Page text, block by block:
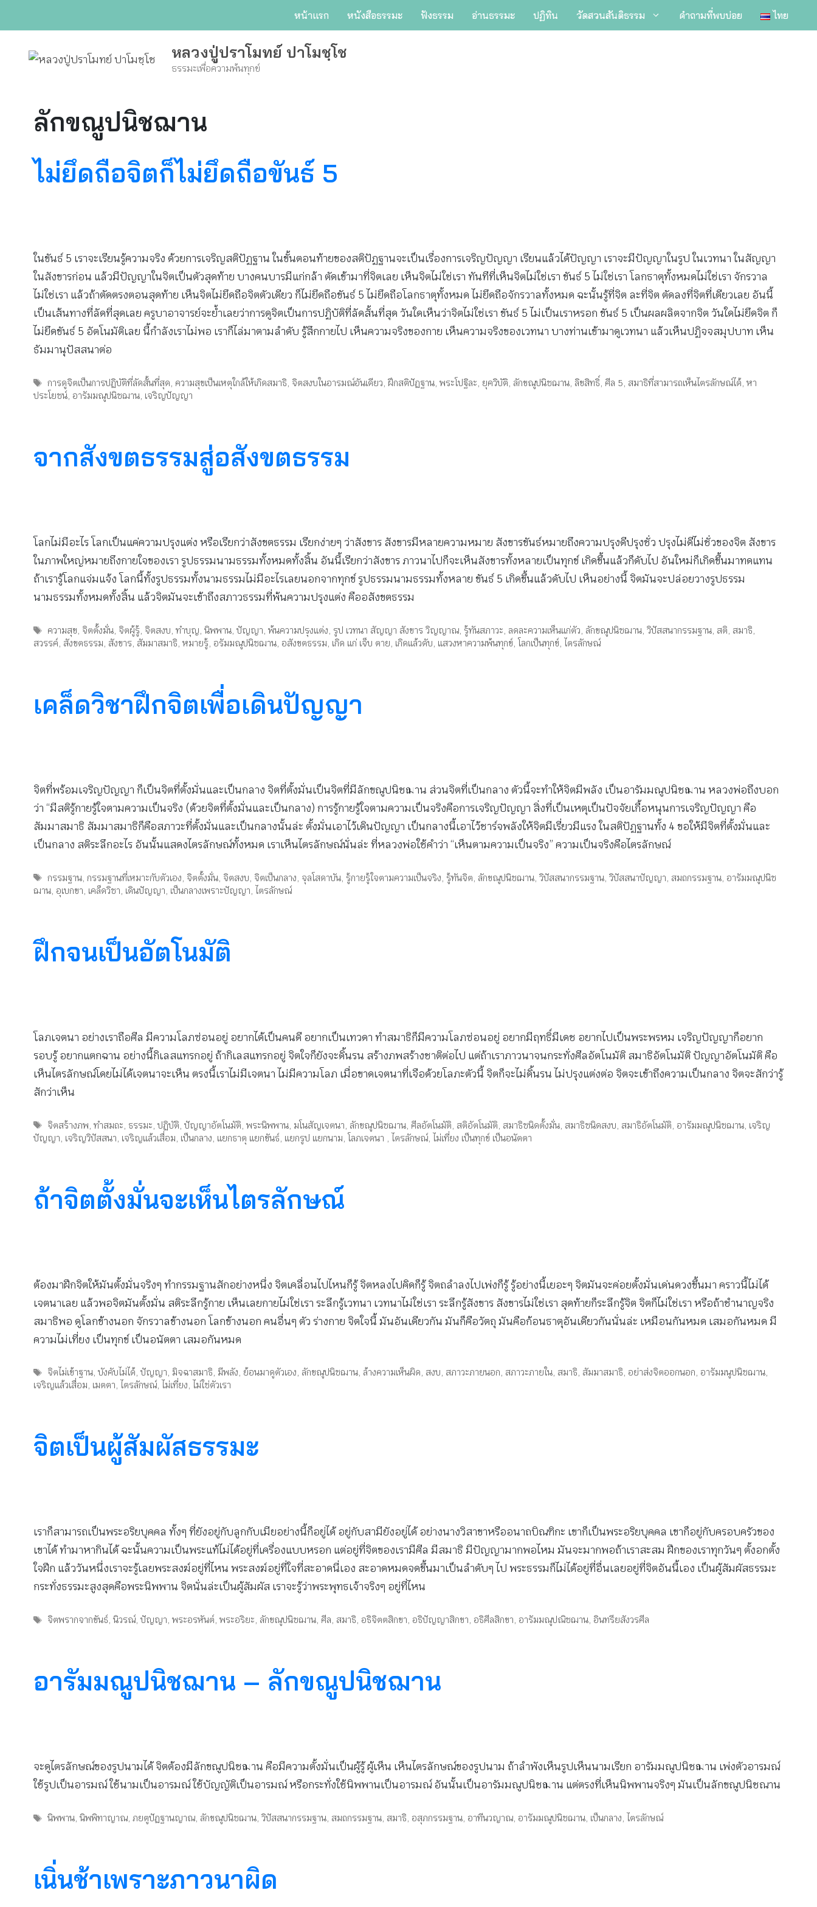
หน้าแรก หนังสือธรรมะ ฟังธรรม อ่านธรรมะ ปฏิทิน วัดสวนสันติธรรม คำถามที่พบบ่อย ไทย
หลวงปู่ปราโมทย์ ปาโมชฺโช
ธรรมะเพื่อความพ้นทุกข์
ลักขณูปนิชฌาน
ไม่ยึดถือจิตก็ไม่ยึดถือขันธ์ 5
ในขันธ์ 5 เราจะเรียนรู้ความจริง ด้วยการเจริญสติปัฏฐาน ในขั้นตอนท้ายของสติปัฏฐานจะเป็นเรื่องการเจริญปัญญา เรียนแล้วได้ปัญญา เราจะมีปัญญาในรูป ในเวทนา ในสัญญา
ในสังขารก่อน แล้วมีปัญญาในจิตเป็นตัวสุดท้าย บางคนบารมีแก่กล้า ตัดเข้ามาที่จิตเลย เห็นจิตไม่ใช่เรา ทันทีที่เห็นจิตไม่ใช่เรา ขันธ์ 5 ไม่ใช่เรา โลกธาตุทั้งหมดไม่ใช่เรา จักรวาล
ไม่ใช่เรา แล้วถ้าตัดตรงตอนสุดท้าย เห็นจิตไม่ยึดถือจิตตัวเดียว ก็ไม่ยึดถือขันธ์ 5 ไม่ยึดถือโลกธาตุทั้งหมด ไม่ยึดถือจักรวาลทั้งหมด ฉะนั้นรู้ที่จิต ละที่จิต ตัดลงที่จิตที่เดียวเลย อันนี้
เป็นเส้นทางที่ลัดที่สุดเลย ครูบาอาจารย์จะย้ำเลยว่าการดูจิตเป็นการปฏิบัติที่ลัดสั้นที่สุด วันใดเห็นว่าจิตไม่ใช่เรา ขันธ์ 5 ไม่เป็นเราหรอก ขันธ์ 5 เป็นผลผลิตจากจิต วันใดไม่ยึดจิต ก็
ไม่ยึดขันธ์ 5 อัตโนมัติเลย นี้กำลังเราไม่พอ เราก็ไล่มาตามลำดับ รู้สึกกายไป เห็นความจริงของกาย เห็นความจริงของเวทนา บางท่านเข้ามาดูเวทนา แล้วเห็นปฏิจจสมุปบาท เห็น
ธัมมานุปัสสนาต่อ
Tags
การดูจิตเป็นการปฏิบัติที่ลัดสั้นที่สุด, ความสุขเป็นเหตุใกล้ให้เกิดสมาธิ, จิตสงบในอารมณ์อันเดียว,ฝึกสติปัฏฐาน,พระโปฐิละ, ยุควิบัติ, ลักขณูปนิชฌาน, ลิขสิทธิ์, ศีล 5, สมาธิที่สามารถเห็นไตรลักษณ์ได้,หา
ประโยชน์, อารัมมณูปนิชฌาน, เจริญปัญญา
จากสังขตธรรมสู่อสังขตธรรม
โลกไม่มีอะไร โลกเป็นแค่ความปรุงแต่ง หรือเรียกว่าสังขตธรรม เรียกง่ายๆ ว่าสังขาร สังขารมีหลายความหมาย สังขารขันธ์หมายถึงความปรุงดีปรุงชั่ว ปรุงไม่ดีไม่ชั่วของจิต สังขาร
ในภาพใหญ่หมายถึงกายใจของเรา รูปธรรมนามธรรมทั้งหมดทั้งสิ้น อันนี้เรียกว่าสังขาร ภาวนาไปก็จะเห็นสังขารทั้งหลายเป็นทุกข์ เกิดขึ้นแล้วก็ดับไป อันใหม่ก็เกิดขึ้นมาทดแทน
ถ้าเรารู้โลกแจ่มแจ้ง โลกนี้ทั้งรูปธรรมทั้งนามธรรมไม่มีอะไรเลยนอกจากทุกข์ รูปธรรมนามธรรมทั้งหลาย ขันธ์ 5 เกิดขึ้นแล้วดับไป เห็นอย่างนี้ จิตมันจะปล่อยวางรูปธรรม
นามธรรมทั้งหมดทั้งสิ้น แล้วจิตมันจะเข้าถึงสภาวธรรมที่พ้นความปรุงแต่ง คืออสังขตธรรม
Tags
ความสุข จิตตั้งมั่น จิตผู้รู้ จิตสงบ ,ทำบุญ ,นิพพาน ,ปัญญา ,พ้นความปรุงแต่ง รูป เวทนา สัญญา สังขาร วิญญาณ รู้ทันสภาวะ ลดละความเห็นแก่ตัว ลักขณูปนิชฌาน ,วิปัสสนากรรมฐาน สติ สมาธิ
สวรรค์ สังขตธรรม สังขาร สัมมาสมาธิ หมายรู้ อรัมมณูปนิชฌาน อสังขตธรรม เกิด แก่ เจ็บ ตาย เกิดแล้วดับ แสวงหาความพ้นทุกข์ โลกเป็นทุกข์ ไตรลักษณ์
เคล็ดวิชาฝึกจิตเพื่อเดินปัญญา
จิตที่พร้อมเจริญปัญญา ก็เป็นจิตที่ตั้งมั่นและเป็นกลาง จิตที่ตั้งมั่นเป็นจิตที่มีลักขณูปนิชฌาน ส่วนจิตที่เป็นกลาง ตัวนี้จะทำให้จิตมีพลัง เป็นอารัมมณูปนิชฌาน หลวงพ่อถึงบอก
ว่า “มีสติรู้กายรู้ใจตามความเป็นจริง (ด้วยจิตที่ตั้งมั่นและเป็นกลาง) การรู้กายรู้ใจตามความเป็นจริงคือการเจริญปัญญา สิ่งที่เป็นเหตุเป็นปัจจัยเกื้อหนุนการเจริญปัญญา คือ
สัมมาสมาธิ สัมมาสมาธิก็คือสภาวะที่ตั้งมั่นและเป็นกลางนั้นล่ะ ตั้งมั่นเอาไว้เดินปัญญา เป็นกลางนี้เอาไว้ชาร์จพลังให้จิตมีเรี่ยวมีแรง ในสติปัฏฐานทั้ง 4 ขอให้มีจิตที่ตั้งมั่นและ
เป็นกลาง สติระลึกอะไร อันนั้นแสดงไตรลักษณ์ทั้งหมด เราเห็นไตรลักษณ์นั่นล่ะ ที่หลวงพ่อใช้คำว่า “เห็นตามความเป็นจริง” ความเป็นจริงคือไตรลักษณ์
Tags
กรรมฐาน ,กรรมฐานที่เหมาะกับตัวเอง จิตตั้งมั่น จิตสงบ จิตเป็นกลาง จุลโสดาบัน รู้กายรู้ใจตามความเป็นจริง รู้ทันจิต ลักขณูปนิชฌาน ,วิปัสสนากรรมฐาน ,วิปัสสนาปัญญา สมถกรรมฐาน อารัมมณูปนิช
ฌาน อุเบกขา เคล็ดวิชา เดินปัญญา เป็นกลางเพราะปัญญา ไตรลักษณ์
ฝึกจนเป็นอัตโนมัติ
โลภเจตนา อย่างเราถือศีล มีความโลภซ่อนอยู่ อยากได้เป็นคนดี อยากเป็นเทวดา ทำสมาธิก็มีความโลภซ่อนอยู่ อยากมีฤทธิ์มีเดช อยากไปเป็นพระพรหม เจริญปัญญาก็อยาก
รอบรู้ อยากแตกฉาน อย่างนี้กิเลสแทรกอยู่ ถ้ากิเลสแทรกอยู่ จิตใจก็ยังจะดิ้นรน สร้างภพสร้างชาติต่อไป แต่ถ้าเราภาวนาจนกระทั่งศีลอัตโนมัติ สมาธิอัตโนมัติ ปัญญาอัตโนมัติ คือ
เห็นไตรลักษณ์โดยไม่ได้เจตนาจะเห็น ตรงนี้เราไม่มีเจตนา ไม่มีความโลภ เมื่อขาดเจตนาที่เจือด้วยโลภะตัวนี้ จิตก็จะไม่ดิ้นรน ไม่ปรุงแต่งต่อ จิตจะเข้าถึงความเป็นกลาง จิตจะสักว่ารู้
สักว่าเห็น
Tags
จิตสร้างภพ ,ทำสมถะ ธรรมะ ,ปฏิบัติ ,ปัญญาอัตโนมัติ ,พระนิพพาน มโนสัญเจตนา ลักขณูปนิชฌาน ศีลอัตโนมัติ สติอัตโนมัติ สมาธิชนิดตั้งมั่น สมาธิชนิดสงบ สมาธิอัตโนมัติ อารัมมณูปนิชฌาน เจริญ
ปัญญา เจริญวิปัสสนา เจริญแล้วเสื่อม เป็นกลาง แยกธาตุ แยกขันธ์ แยกรูป แยกนาม โลภเจตนา ไตรลักษณ์ ไม่เที่ยง เป็นทุกข์ เป็นอนัตตา
ถ้าจิตตั้งมั่นจะเห็นไตรลักษณ์
ต้องมาฝึกจิตให้มันตั้งมั่นจริงๆ ทำกรรมฐานสักอย่างหนึ่ง จิตเคลื่อนไปไหนก็รู้ จิตหลงไปคิดก็รู้ จิตถลำลงไปเพ่งก็รู้ รู้อย่างนี้เยอะๆ จิตมันจะค่อยตั้งมั่นเด่นดวงขึ้นมา คราวนี้ไม่ได้
เจตนาเลย แล้วพอจิตมันตั้งมั่น สติระลึกรู้กาย เห็นเลยกายไม่ใช่เรา ระลึกรู้เวทนา เวทนาไม่ใช่เรา ระลึกรู้สังขาร สังขารไม่ใช่เรา สุดท้ายก็ระลึกรู้จิต จิตก็ไม่ใช่เรา หรือถ้าชำนาญจริง
สมาธิพอ ดูโลกข้างนอก จักรวาลข้างนอก โลกข้างนอก คนอื่นๆ ตัว ร่างกาย จิตใจนี้ มันอันเดียวกัน มันก็คือวัตถุ มันคือก้อนธาตุอันเดียวกันนั่นล่ะ เหมือนกันหมด เสมอกันหมด มี
ความไม่เที่ยง เป็นทุกข์ เป็นอนัตตา เสมอกันหมด
Tags
จิตไม่เข้าฐาน,บังคับไม่ได้,ปัญญา, มิจฉาสมาธิ, มีพลัง, ย้อนมาดูตัวเอง, ลักขณูปนิชฌาน, ล้างความเห็นผิด, สงบ, สภาวะภายนอก, สภาวะภายใน, สมาธิ, สัมมาสมาธิ, อย่าส่งจิตออกนอก, อารัมมนูปนิชฌาน,
เจริญแล้วเสื่อม, เมตตา, ไตรลักษณ์, ไม่เที่ยง, ไม่ใช่ตัวเรา
จิตเป็นผู้สัมผัสธรรมะ
เราก็สามารถเป็นพระอริยบุคคล ทั้งๆ ที่ยังอยู่กับลูกกับเมียอย่างนี้ก็อยู่ได้ อยู่กับสามียังอยู่ได้ อย่างนางวิสาขาหรืออนาถบิณฑิกะ เขาก็เป็นพระอริยบุคคล เขาก็อยู่กับครอบครัวของ
เขาได้ ทำมาหากินได้ ฉะนั้นความเป็นพระแท้ไม่ได้อยู่ที่เครื่องแบบหรอก แต่อยู่ที่จิตของเรามีศีล มีสมาธิ มีปัญญามากพอไหม มันจะมากพอถ้าเราสะสม ฝึกของเราทุกวันๆ ตั้งอกตั้ง
ใจฝึก แล้ววันหนึ่งเราจะรู้เลยพระสงฆ์อยู่ที่ไหน พระสงฆ์อยู่ที่ใจที่สะอาดนี่เอง สะอาดหมดจดขึ้นมาเป็นลำดับๆ ไป พระธรรมก็ไม่ได้อยู่ที่อื่นเลยอยู่ที่จิตอันนี้เอง เป็นผู้สัมผัสธรรมะ
กระทั่งธรรมะสูงสุดคือพระนิพพาน จิตนั่นล่ะเป็นผู้สัมผัส เราจะรู้ว่าพระพุทธเจ้าจริงๆ อยู่ที่ไหน
Tags
จิตพรากจากขันธ์,นิวรณ์,ปัญญา,พระอรหันต์,พระอริยะ, ลักขณูปนิชฌาน, ศีล, สมาธิ, อธิจิตตสิกขา, อธิปัญญาสิกขา, อธิศีลสิกขา, อารัมมณูปณิชฌาน, อินทรียสังวรศีล
อารัมมณูปนิชฌาน – ลักขณูปนิชฌาน
จะดูไตรลักษณ์ของรูปนามได้ จิตต้องมีลักขณูปนิชฌาน คือมีความตั้งมั่นเป็นผู้รู้ ผู้เห็น เห็นไตรลักษณ์ของรูปนาม ถ้าลำพังเห็นรูปเห็นนามเรียก อารัมมณูปนิชฌาน เพ่งตัวอารมณ์
ใช้รูปเป็นอารมณ์ ใช้นามเป็นอารมณ์ ใช้บัญญัติเป็นอารมณ์ หรือกระทั่งใช้นิพพานเป็นอารมณ์ อันนั้นเป็นอารัมมณูปนิชฌาน แต่ตรงที่เห็นนิพพานจริงๆ มันเป็นลักขณูปนิชณาน
Tags
นิพพาน,นิพพิทาญาณ,ภยตูปัฏฐานญาณ, ลักขณูปนิชฌาน,วิปัสสนากรรมฐาน, สมถกรรมฐาน, สมาธิ, อสุภกรรมฐาน, อาทีนวญาณ, อารัมมณูปนิชฌาน, เป็นกลาง, ไตรลักษณ์
เนิ่นช้าเพราะภาวนาผิด